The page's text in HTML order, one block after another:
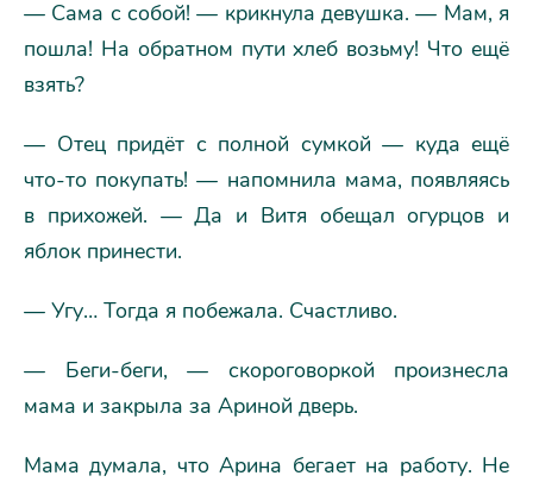
— Сама с собой! — крикнула девушка. — Мам, я
пошла! На обратном пути хлеб возьму! Что ещё
взять?
— Отец придёт с полной сумкой — куда ещё
что-то покупать! — напомнила мама, появляясь
в прихожей. — Да и Витя обещал огурцов и
яблок принести.
— Угу… Тогда я побежала. Счастливо.
— Беги-беги, — скороговоркой произнесла
мама и закрыла за Ариной дверь.
Мама думала, что Арина бегает на работу. Не